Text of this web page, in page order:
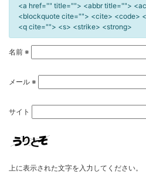
<a href="" title=""> <abbr title="">
<blockquote cite=""> <cite> <code>
<q cite=""> <s> <strike> <strong>
名前 ※
メール ※
サイト
上に表示された文字を入力してください。